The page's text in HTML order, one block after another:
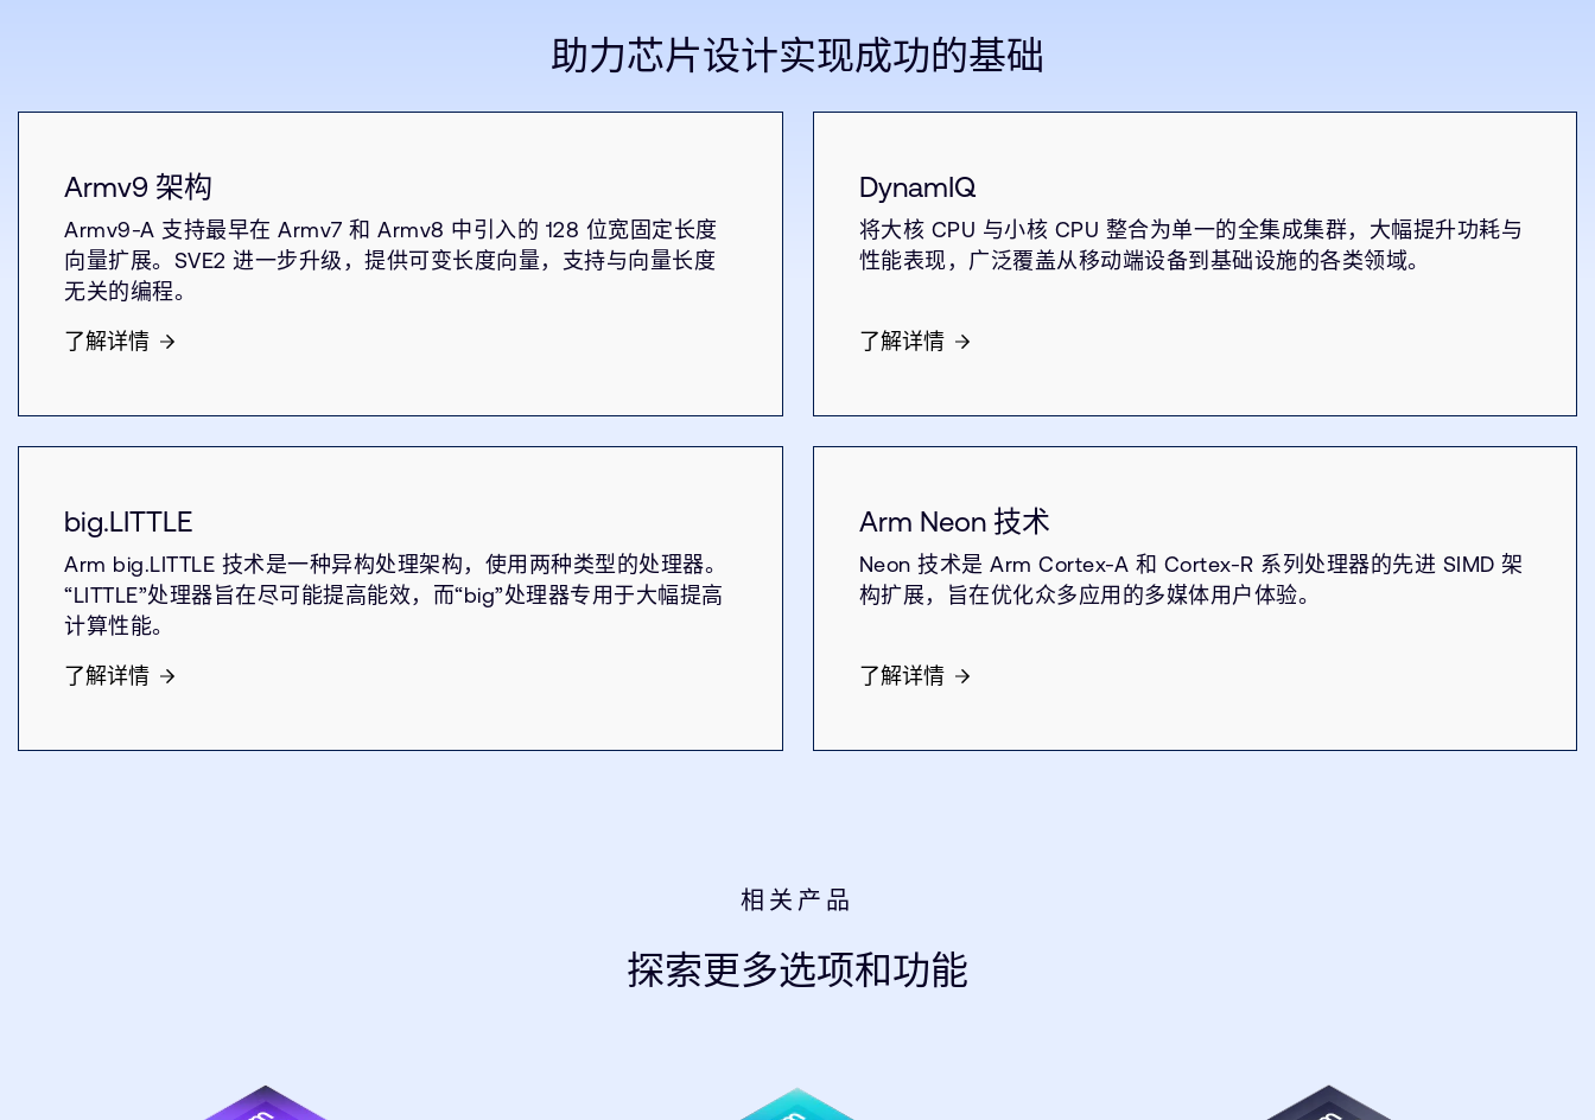
助力芯片设计实现成功的基础
Armv9 架构
Armv9-A 支持最早在 Armv7 和 Armv8 中引入的 128 位宽固定长度
向量扩展。SVE2 进一步升级，提供可变长度向量，支持与向量长度
无关的编程。
了解详情
DynamIQ
将大核 CPU 与小核 CPU 整合为单一的全集成集群，大幅提升功耗与
性能表现，广泛覆盖从移动端设备到基础设施的各类领域。
了解详情
big.LITTLE
Arm big.LITTLE 技术是一种异构处理架构，使用两种类型的处理器。
“LITTLE”处理器旨在尽可能提高能效，而“big”处理器专用于大幅提高
计算性能。
了解详情
Arm Neon 技术
Neon 技术是 Arm Cortex-A 和 Cortex-R 系列处理器的先进 SIMD 架
构扩展，旨在优化众多应用的多媒体用户体验。
了解详情
相关产品
探索更多选项和功能